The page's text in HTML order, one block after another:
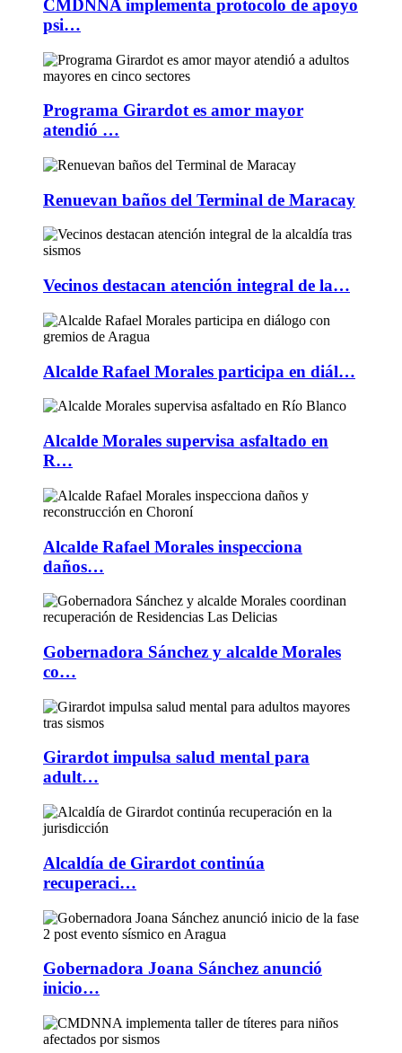
CMDNNA implementa protocolo de apoyo
psi…
Programa Girardot es amor mayor
atendió …
Renuevan baños del Terminal de Maracay
Vecinos destacan atención integral de la…
Alcalde Rafael Morales participa en diál…
Alcalde Morales supervisa asfaltado en
R…
Alcalde Rafael Morales inspecciona
daños…
Gobernadora Sánchez y alcalde Morales
co…
Girardot impulsa salud mental para
adult…
Alcaldía de Girardot continúa
recuperaci…
Gobernadora Joana Sánchez anunció
inicio…